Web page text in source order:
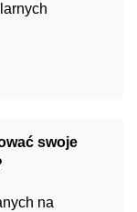
swoje
na